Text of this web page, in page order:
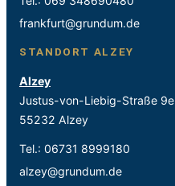
frankfurt@grundum.de
STANDORT ALZEY
Alzey
Justus-von-Liebig-Straße 9e
55232 Alzey
Tel.: 06731 8999180
alzey@grundum.de